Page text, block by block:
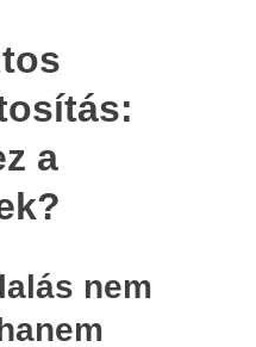
a
nem